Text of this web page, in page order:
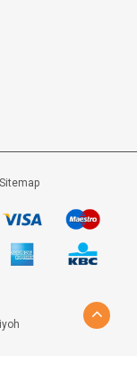
Sitemap